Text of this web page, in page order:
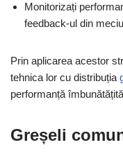
Monitorizați
feedback-ul din
Prin aplicarea acestor
tehnica lor cu distribuția
performanță
Greșeli